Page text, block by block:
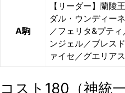
A駒
【リーダー】蘭陵
ダル・ウンディー
／フェリタ&プテ
ンジェル／ブレス
ァイセ／グエリア
コスト180（神統